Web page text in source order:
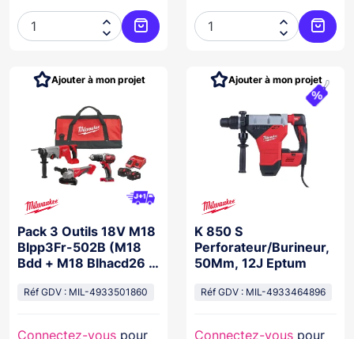


Ajouter au panier


Pack 3 Outils 18V M18
Blpp3Fr-502B (M18
Bdd + M18 Blhacd26 +
Réf GDV : MIL-4933501860
Connectez-vous pour
Ajouter à mon projet
K 850 S
Perforateur/Burineur,
50Mm, 12J Eptum
Réf GDV : MIL-4933464896
Connectez-vous pour
Ajouter à mon projet